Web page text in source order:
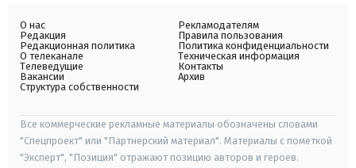
О нас
Редакция
Редакционная политика
О телеканале
Телеведущие
Вакансии
Структура собственности
Рекламодателям
Правила пользования
Политика конфиденциальности
Техническая информация
Контакты
Архив
Все коммерческие рекламные материалы обозначены словами
"Спецпроект" или "Партнерский материал". Материалы с пометкой
"Эксперт", "Позиция" отражают позицию авторов и героев.